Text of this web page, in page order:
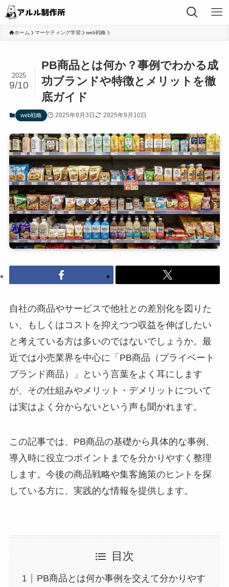
ホーム マーケティング学習 web戦略
PB商品とは何か？事例でわかる成
功ブランドや特徴とメリットを徹
底ガイド
2025
9/10
web戦略 2025年8月3日 2025年9月10日
自社の商品やサービスで他社との差別化を図りた
い、もしくはコストを抑えつつ収益を伸ばしたい
と考えている方は多いのではないでしょうか。最
近では小売業界を中心に「PB商品（プライベート
ブランド商品）」という言葉をよく耳にします
が、その仕組みやメリット・デメリットについて
は実はよく分からないという声も聞かれます。
この記事では、PB商品の基礎から具体的な事例、
導入時に役立つポイントまでを分かりやすく整理
します。今後の商品戦略や集客施策のヒントを探
している方に、実践的な情報を提供します。
目次
PB商品とは何か事例を交えて分かりやす